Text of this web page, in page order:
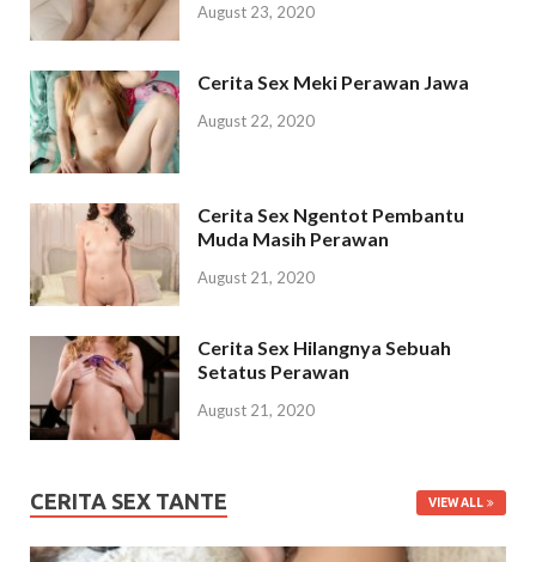
August 23, 2020
Cerita Sex Meki Perawan Jawa
August 22, 2020
Cerita Sex Ngentot Pembantu
Muda Masih Perawan
August 21, 2020
Cerita Sex Hilangnya Sebuah
Setatus Perawan
August 21, 2020
CERITA SEX TANTE VIEW ALL